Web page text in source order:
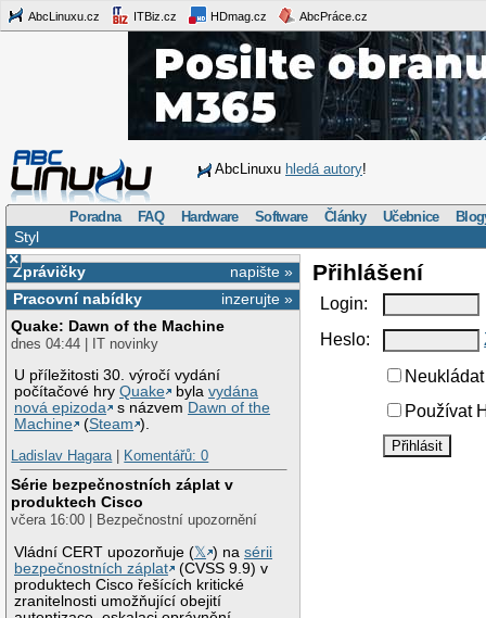
AbcLinuxu.cz ITBiz.cz HDmag.cz AbcPráce.cz
AbcLinuxu hledá autory!
Poradna FAQ Hardware Software Články Učebnice
Styl
×
napište »
Zprávičky
inzerujte »
Pracovní nabídky
Quake: Dawn of the Machine
dnes 04:44 | IT novinky
U příležitosti 30. výročí vydání
počítačové hryQuake bylavydána
nová epizoda
s názvem Dawn of the
Machine
(Steam ).
Ladislav Hagara| Komentářů: 0
Série bezpečnostních záplat v
produktech Cisco
včera 16:00 | Bezpečnostní upozornění
Vládní CERT upozorňuje (𝕏 ) nasérii
bezpečnostních záplat
(CVSS 9.9) v
produktech Cisco řešících kritické
zranitelnosti umožňující obejití
Přihlášení
Login:
Heslo:
Používat